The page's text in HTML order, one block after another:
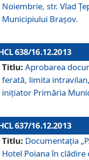
Noiembrie, str. Vlad
Municipiului Braşov.
638/16.12.2013
Titlu: Aprobarea
ferată, limita
iniţiator Primăria
637/16.12.2013
Titlu: Documentaţia
Hotel Poiana în